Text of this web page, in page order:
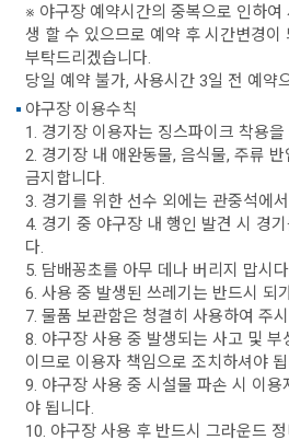
※ 야구장 예약시간의 중복으로 인하
생 할 수 있으므로 예약 후 시간변경이
부탁드리겠습니다.
당일 예약 불가, 사용시간 3일 전 예약
야구장 이용수칙
1. 경기장 이용자는 징스파이크 착용을
2. 경기장 내 애완동물, 음식물, 주류
금지합니다.
3. 경기를 위한 선수 외에는 관중석에
4. 경기 중 야구장 내 행인 발견 시 경
다.
5. 담배꽁초를 아무 데나 버리지 맙시
6. 사용 중 발생된 쓰레기는 반드시 되
7. 물품 보관함은 청결히 사용하여 주
8. 야구장 사용 중 발생되는 사고 및
이므로 이용자 책임으로 조치하셔야
9. 야구장 사용 중 시설물 파손 시 이용
야 됩니다.
10. 야구장 사용 후 반드시 그라운드 정